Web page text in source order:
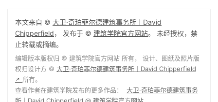
本文来自 © 大卫·奇珀菲尔德建筑事务所｜David
Chipperfield， 发布于 © 建筑学院官方网站。 未经授权，禁
止转载或摘编。
编辑版本版权归 © 建筑学院官方网站 所有， 设计、图纸及照片版
权归设计方 © 大卫·奇珀菲尔德建筑事务所｜David Chipperfield
↗ 所有。
查看作者在建筑学院发布的更多作品： 大卫·奇珀菲尔德建筑事务
所｜David Chipperfield @ 建筑学院官方网站